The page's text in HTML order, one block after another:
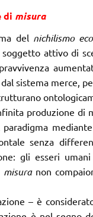
di misura
del nichilismo
attivo di
sistema merce,
produzione di
senza
gli esseri
misuranon
– è